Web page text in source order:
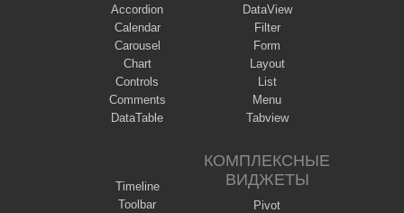
Accordion
Calendar
Carousel
Chart
Controls
Comments
DataTable
DataView
Filter
Form
Layout
List
Menu
Tabview
Timeline
Toolbar
КОМПЛЕКСНЫЕ
ВИДЖЕТЫ
Pivot